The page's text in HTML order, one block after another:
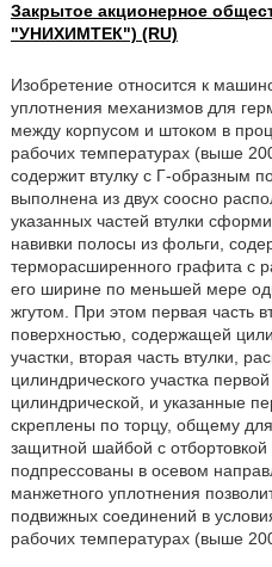
Закрытое акционерное
"УНИХИМТЕК") (RU)
Изобретение относится к
уплотнения механизмов для
между корпусом и штоком в
рабочих температурах (выше
содержит втулку с Г-образным
выполнена из двух соосно
указанных частей втулки
навивки полосы из фольги,
терморасширенного графита с
его ширине по меньшей мере
жгутом. При этом первая часть
поверхностью, содержащей
участки, вторая часть втулки,
цилиндрического участка
цилиндрической, и указанные
скреплены по торцу, общему
защитной шайбой с
подпрессованы в осевом
манжетного уплотнения
подвижных соединений в
рабочих температурах (выше